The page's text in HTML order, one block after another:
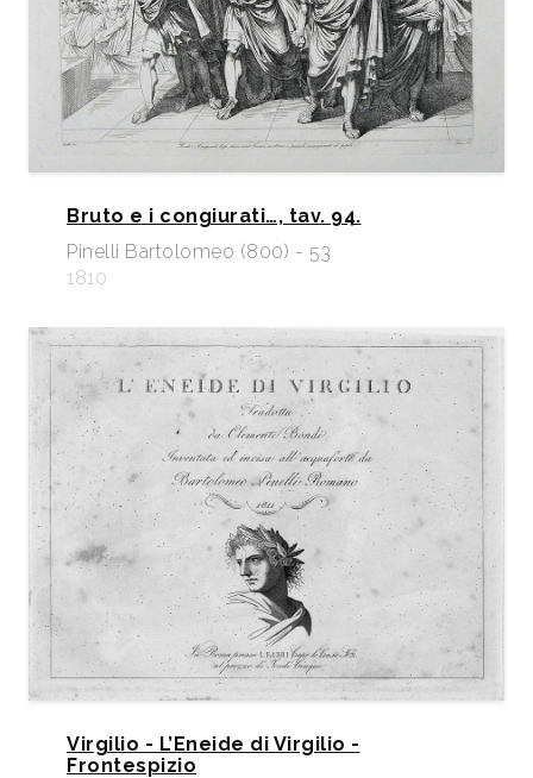
Bruto e i congiurati…, tav. 94.
Pinelli Bartolomeo (800) - 53
1810
Virgilio - L’Eneide di Virgilio -
Frontespizio